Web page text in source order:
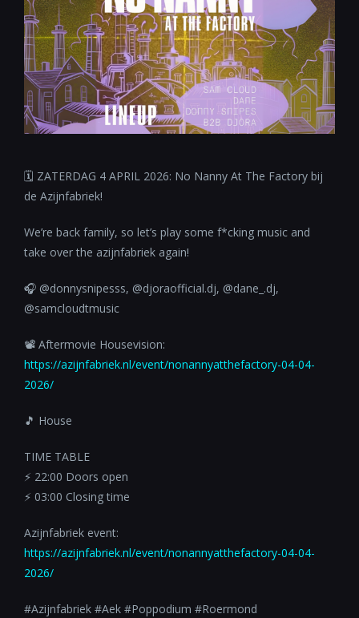
🗓 ZATERDAG 4 APRIL 2026: No Nanny At The Factory bij
de Azijnfabriek!
We’re back family, so let’s play some f*cking music and
take over the azijnfabriek again!
🎧 @donnysnipesss, @djoraofficial.dj, @dane_.dj,
@samcloudtmusic
📽 Aftermovie Housevision:
https://azijnfabriek.nl/event/nonannyatthefactory-04-04-
2026/
🎵 House
TIME TABLE
⚡️ 22:00 Doors open
⚡️ 03:00 Closing time
Azijnfabriek event:
https://azijnfabriek.nl/event/nonannyatthefactory-04-04-
2026/
#Azijnfabriek #Aek #Poppodium #Roermond